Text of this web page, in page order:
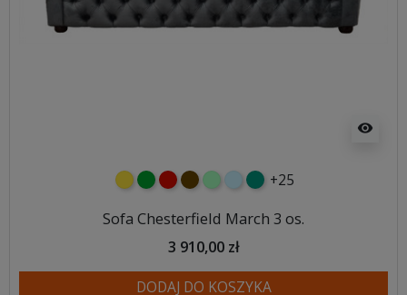
visibility
żółtyzielonyczerwony
czekoladowy
miętowybłękitny
turkusowy
+25
Sofa Chesterfield March 3 os.
3 910,00 zł
DODAJ DO KOSZYKA